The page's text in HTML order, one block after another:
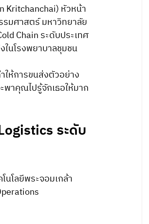
Kritchanchai) หัวหน้า
มศาสตร์ มหาวิทยาลัย
Chain ระดับประเทศ
นโรงพยาบาลชุมชน
ให้การขนส่งตัวอย่าง
าคุณไปรู้จักเธอให้มาก
ระดับ
โลยีพระจอมเกล้า